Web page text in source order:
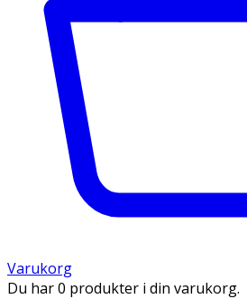
Varukorg
Du har 0 produkter i din varukorg.